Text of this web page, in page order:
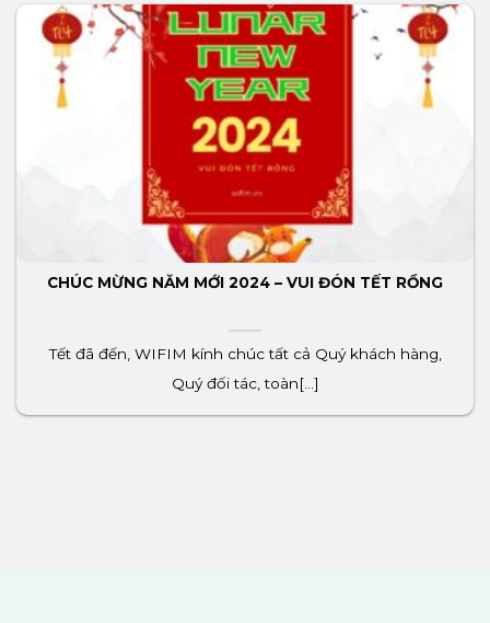
CHÚC MỪNG NĂM MỚI 2024 – VUI ĐÓN TẾT RỒNG
Tết đã đến, WIFIM kính chúc tất cả Quý khách hàng,
Quý đối tác, toàn[...]